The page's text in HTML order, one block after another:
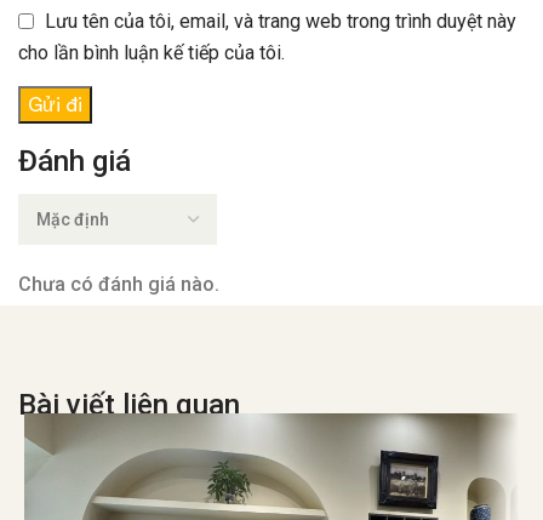
Đánh giá
Chưa có đánh giá nào.
Lưu tên của tôi, email, và trang web trong trình duyệt này
cho lần bình luận kế tiếp của tôi.
Bài viết liên quan